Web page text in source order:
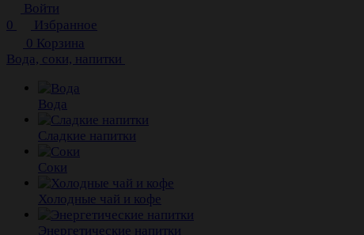
Войти
0
Избранное
0 Корзина
Вода, соки, напитки
Вода
Сладкие напитки
Соки
Холодные чай и кофе
Энергетические напитки